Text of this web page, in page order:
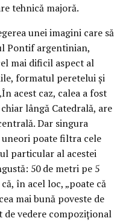
tehnică majoră.
unei imagini care să
Pontif argentinian,
mai dificil aspect al
formatul peretelui și
acest caz, calea a fost
lângă Catedrală, are
Dar singura
poate filtra cele
particular al acestei
50 de metri pe 5
în acel loc, „poate că
mai bună poveste de
vedere compozițional